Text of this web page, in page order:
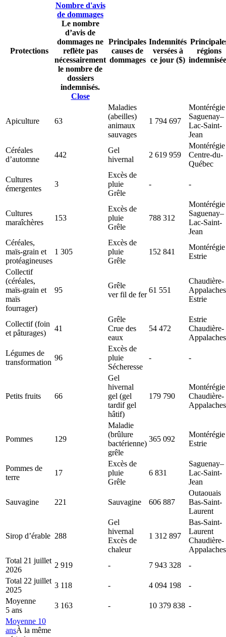
Protections
Nombre d'avis
de dommages
Le nombre
d’avis de
dommages ne
reflète pas
nécessairement
le nombre de
dossiers
indemnisés.
Close
Principales
causes de
dommages
Indemnités
versées à
ce jour ($)
régions
Apiculture 63
Maladies
(abeilles)
animaux
sauvages
1 794 697
Montérégie
Saguenay–
Lac-Saint-
Jean
Céréales
d’automne
442
Gel
hivernal
2 619 959
Montérégie
Centre-du-
Québec
Cultures
émergentes
3
Excès de
pluie
Grêle
- -
Cultures
maraîchères
153
Excès de
pluie
Grêle
788 312
Montérégie
Saguenay–
Lac-Saint-
Jean
Céréales,
maïs-grain et
protéagineuses
1 305
Excès de
pluie
Grêle
152 841
Montérégie
Estrie
Collectif
(céréales,
maïs-grain et
maïs
fourrager)
95
Grêle
ver fil de fer
61 551
Chaudière-
Appalaches
Estrie
Collectif (foin
et pâturages)
41
Grêle
Crue des
eaux
54 472
Estrie
Chaudière-
Appalaches
Légumes de
transformation
96
Excès de
pluie
Sécheresse
- -
Petits fruits 66
Gel
hivernal
gel (gel
tardif gel
hâtif)
179 790
Montérégie
Chaudière-
Appalaches
Pommes 129
Maladie
(brûlure
bactérienne)
grêle
365 092
Montérégie
Estrie
Pommes de
terre
17
Excès de
pluie
Grêle
6 831
Saguenay–
Lac-Saint-
Jean
Sauvagine 221 Sauvagine 606 887
Outaouais
Bas-Saint-
Laurent
Sirop d’érable 288
Gel
hivernal
Excès de
chaleur
1 312 897
Bas-Saint-
Laurent
Chaudière-
Appalaches
Total 21 juillet
2026
2 919 - 7 943 328
-
Total 22 juillet
2025
3 118 - 4 094 198
-
Moyenne
5 ans
3 163 - 10 379 838 -
Moyenne 10
ansÀ la même